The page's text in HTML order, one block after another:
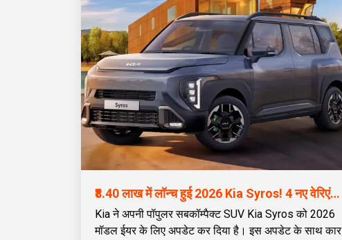
₹8.40 लाख में लॉन्च हुई 2026 Kia Syros! 4 नए वेरिएंट के साथ, डीजल ऑटोमैटिक पहले से हुआ सस्ता
Kia ने अपनी पॉपुलर सबकॉम्पैक्ट SUV Kia Syros को 2026
मॉडल ईयर के लिए अपडेट कर दिया है। इस अपडेट के साथ कार